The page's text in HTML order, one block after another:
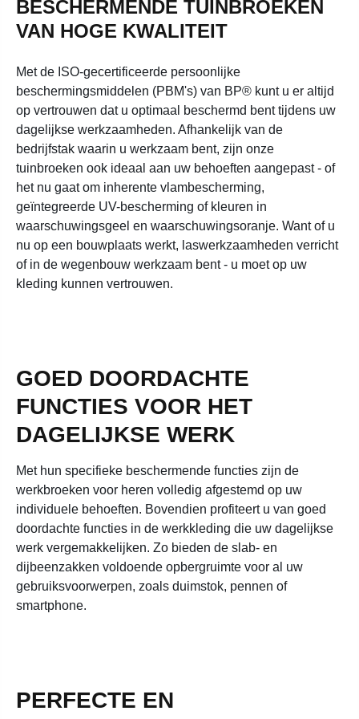
BESCHERMENDE TUINBROEKEN
VAN HOGE KWALITEIT
Met de ISO-gecertificeerde persoonlijke
beschermingsmiddelen (PBM's) van BP® kunt u er altijd
op vertrouwen dat u optimaal beschermd bent tijdens uw
dagelijkse werkzaamheden. Afhankelijk van de
bedrijfstak waarin u werkzaam bent, zijn onze
tuinbroeken ook ideaal aan uw behoeften aangepast - of
het nu gaat om inherente vlambescherming,
geïntegreerde UV-bescherming of kleuren in
waarschuwingsgeel en waarschuwingsoranje. Want of u
nu op een bouwplaats werkt, laswerkzaamheden verricht
of in de wegenbouw werkzaam bent - u moet op uw
kleding kunnen vertrouwen.
GOED DOORDACHTE
FUNCTIES VOOR HET
DAGELIJKSE WERK
Met hun specifieke beschermende functies zijn de
werkbroeken voor heren volledig afgestemd op uw
individuele behoeften. Bovendien profiteert u van goed
doordachte functies in de werkkleding die uw dagelijkse
werk vergemakkelijken. Zo bieden de slab- en
dijbeenzakken voldoende opbergruimte voor al uw
gebruiksvoorwerpen, zoals duimstok, pennen of
smartphone.
PERFECTE EN